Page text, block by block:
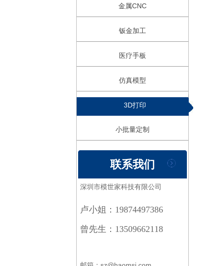
金属CNC
钣金加工
医疗手板
仿真模型
3D打印
小批量定制
联系我们
深圳市模世家科技有限公司
卢小姐：19874497386
曾先生：13509662118